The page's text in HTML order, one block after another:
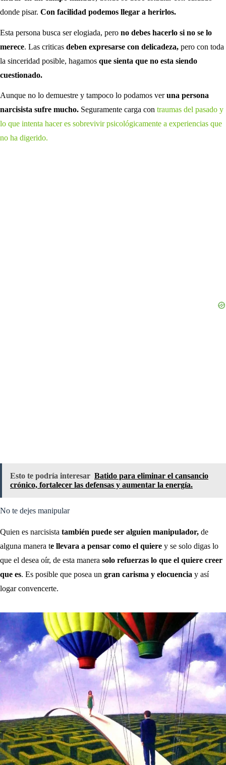
donde pisar. Con facilidad podemos llegar a herirlos.
Esta persona busca ser elogiada, pero no debes hacerlo si no se lo
merece. Las criticas deben expresarse con delicadeza, pero con toda
la sinceridad posible, hagamos que sienta que no esta siendo
cuestionado.
Aunque no lo demuestre y tampoco lo podamos veruna persona
narcisista sufre mucho. Seguramente carga con traumas del pasado y
lo que intenta hacer es sobrevivir psicológicamente a experiencias que
no ha digerido.
Esto te podría interesar Batido para eliminar el cansancio
crónico, fortalecer las defensas y aumentar la energía.
No te dejes manipular
Quien es narcisista también puede ser alguien manipulador, de
alguna manera te llevara a pensar como el quiere y se solo digas lo
que el desea oír, de esta manera solo refuerzas lo que el quiere creer
que es. Es posible que posea un gran carisma y elocuencia y así
logar convencerte.